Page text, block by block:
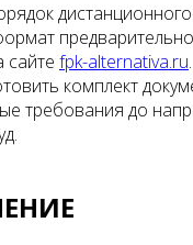
fpk-alternativa.ru
комплект
требования до